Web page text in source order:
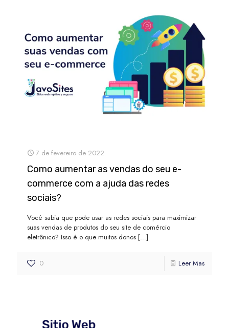
7 de fevereiro de 2022
Como aumentar as vendas do seu e-
commerce com a ajuda das redes
sociais?
Você sabia que pode usar as redes sociais para maximizar
suas vendas de produtos do seu site de comércio
eletrônico? Isso é o que muitos donos […]
0 Leer Mas